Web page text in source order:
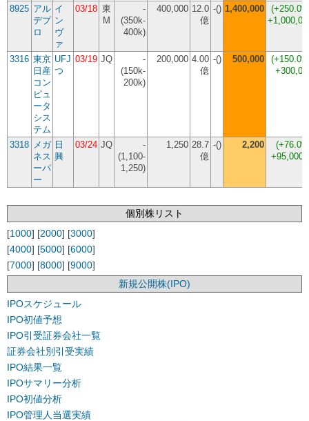
8925 アル
デプ
ロ
イ
ン
ヴ
ァ
03/18 東
M
-
(350k-
400k)
400,000 12.0
億
-() 1,400,000 (+250.0%
3316 東京
日産
コン
ピュ
ータ
シス
テム
UFJ
つ
03/19 JQ
-
(150k-
200k)
200,000 4.00
億
-() 500,000 (+150.0%
3318 メガ
ネス
ーパ
ー
日
興
03/24 JQ
-
(1,100-
1,250)
1,250 28.7
億
-() 2,200 (+76.0%
+95,000
個別株リスト
[1000] [2000] [3000]
[4000] [5000] [6000]
[7000] [8000] [9000]
新規公開株(IPO)
IPOスケジュール
IPO初値予想
IPO引受証券会社一覧
証券会社別引受実績
IPO結果一覧
IPOサマリー分析
IPO初値分析
IPO管理人当選実績